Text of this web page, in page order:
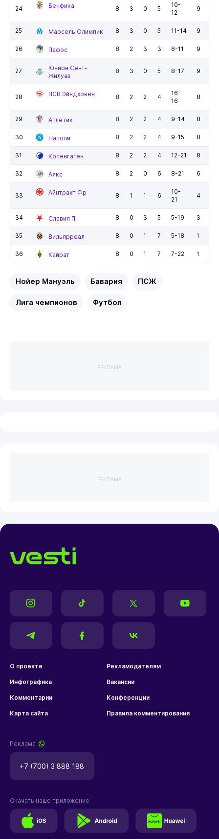
24 Бенфика 8 3 0 5
10-
12
9
25 Марсель Олимпик 8 3 0 5 11-14 9
26 Пафос 8 2 3 3 8-11 9
27
Юнион Сент-
Жилуаз
8 3 0 5 8-17 9
28 ПСВ Эйндховен 8 2 2 4
16-
16
8
29 Атлетик 8 2 2 4 9-14 8
30 Наполи 8 2 2 4 9-15 8
31 Копенгаген 8 2 2 4 12-21 8
32 Аякс 8 2 0 6 8-21 6
33 Айнтрахт Фр 8 1 1 6
10-
21
4
34 Славия П 8 0 3 5 5-19 3
35 Вильярреал 8 0 1 7 5-18 1
36 Кайрат 8 0 1 7 7-22 1
Нойер Мануэль Бавария ПСЖ
Лига чемпионов Футбол
РЕКЛАМА
РЕКЛАМА
О проекте Рекламодателям
Инфографика Вакансии
Комментарии Конференции
Карта сайта Правила комментирования
Реклама
+7 (700) 3 888 188
Скачать наше приложение